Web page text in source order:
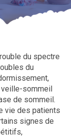
du spectre
du
veille-sommeil
de sommeil.
vie des patients
signes de